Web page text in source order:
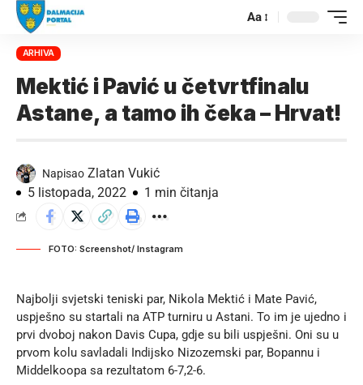
Aa
ARHIVA
Mektić i Pavić u četvrtfinalu
Astane, a tamo ih čeka – Hrvat!
Napisao Zlatan Vukić
5 listopada, 2022
1 min čitanja
FOTO: Screenshot/ Instagram
Najbolji svjetski teniski par, Nikola Mektić i Mate Pavić,
uspješno su startali na ATP turniru u Astani. To im je ujedno i
prvi dvoboj nakon Davis Cupa, gdje su bili uspješni. Oni su u
prvom kolu savladali Indijsko Nizozemski par, Bopannu i
Middelkoopa sa rezultatom 6-7,2-6.